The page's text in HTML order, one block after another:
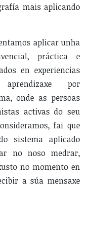
mais aplicando
aplicar unha
práctica e
en experiencias
por
onde as persoas
activas do seu
fai que
sistema aplicado
no noso medrar,
no momento en
a súa mensaxe